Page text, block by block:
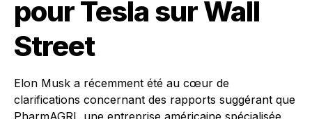
pour Tesla sur Wall
Street
Elon Musk a récemment été au cœur de
clarifications concernant des rapports suggérant que
PharmAGRI, une entreprise américaine spécialisée